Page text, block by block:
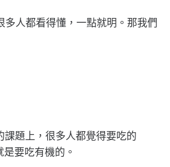
多人都看得懂，一點就明。那我們
課題上，很多人都覺得要吃的
要吃有機的。